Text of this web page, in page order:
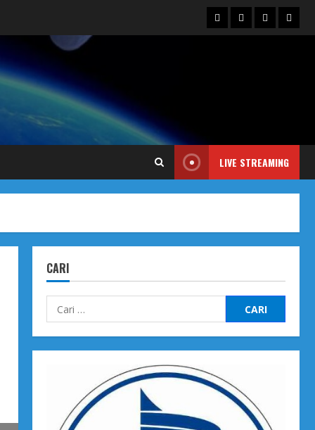
Blog Contact
Us
Siaran
Iklan
LIVE STREAMING
CARI
Cari
untuk: